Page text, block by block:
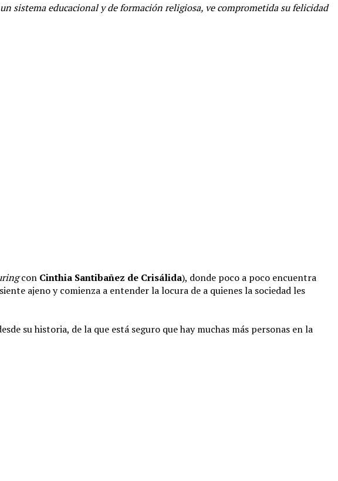
sistema educacional y de formación religiosa, ve comprometida su felicidad
con Cinthia Santibañez de Crisálida), donde poco a poco encuentra
ajeno y comienza a entender la locura de a quienes la sociedad les
su historia, de la que está seguro que hay muchas más personas en la